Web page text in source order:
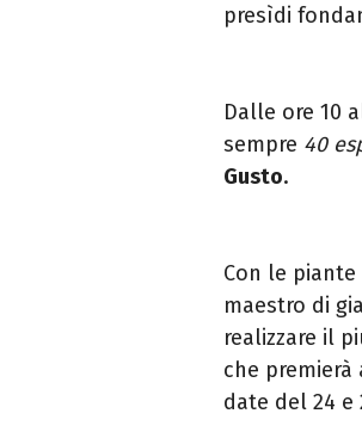
presìdi
Dalle ore 10
sempre 40
Gusto.
Con le piante
maestro di
realizzare il
che
date del 24 e